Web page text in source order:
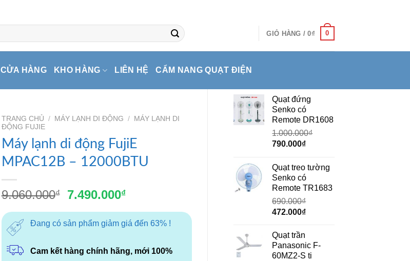
GIỎ HÀNG /0₫ 0
CỬA HÀNG KHO HÀNG LIÊN HỆ CẨM NANG QUẠT ĐIỆN
Quạt đứng
Senko có
Remote DR1608
1.000.000₫
Giá
là:
1.000.000₫.
790.000₫Giá
tại
là:
790.000₫.
Quạt treo tường
Senko có
Remote TR1683
690.000₫
Giá
là:
690.000₫.
472.000₫Giá
là:
472.000₫.
Quạt trần
Panasonic F-
60MZ2-S ti
TRANG CHỦ / MÁY LẠNH DI ĐỘNG /
MÁY LẠNH DI
ĐỘNG FUJIE
Máy lạnh di động FujiE
MPAC12B – 12000BTU
9.060.000₫
Giá
là:
9.060.000₫.
7.490.000₫Giá
tại
là:
Đang có sản phẩm giảm giá đến 63% !
Cam kết hàng chính hãng, mới 100%